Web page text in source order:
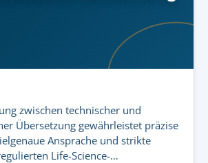
zwischen technischer und
Übersetzung gewährleistet präzise
Ansprache und strikte
Life-Science-